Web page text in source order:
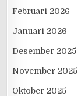
Februari 2026
Januari 2026
Desember 2025
November 2025
Oktober 2025